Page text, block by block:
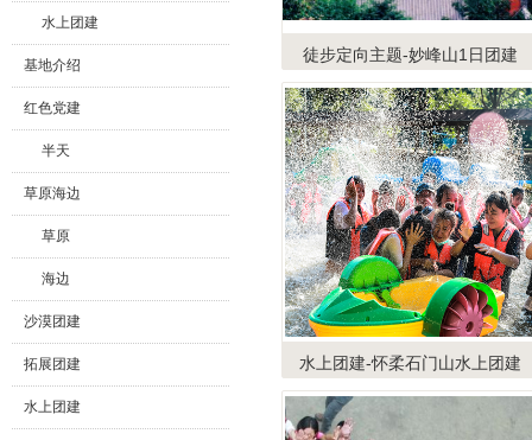
水上团建
基地介绍
红色党建
半天
草原海边
草原
海边
沙漠团建
拓展团建
水上团建
徒步定向主题-妙峰山1日团建
水上团建-怀柔石门山水上团建